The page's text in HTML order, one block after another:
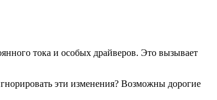
тока и особых драйверов. Это вызывает
эти изменения? Возможны дорогие